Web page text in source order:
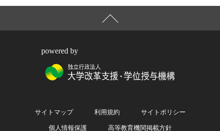
powered by
サイトマップ 利用規約
サイトポリシー
個人情報保護
高等教育機関掲載方針